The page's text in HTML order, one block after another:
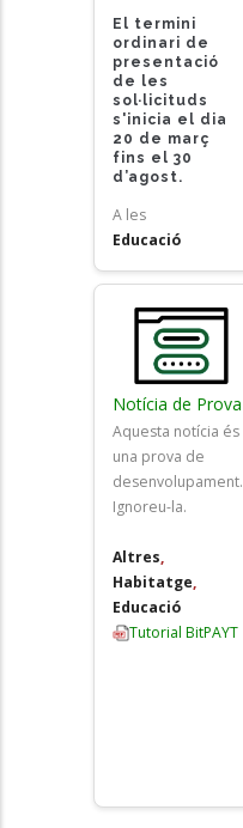
El termini
ordinari de
presentació
de les
sol·licituds
s'inicia el dia
20 de març
fins el 30
d’agost.
A les
Educació
Notícia de Prova
Aquesta notícia és
una prova de
desenvolupament.
Ignoreu-la.
Altres,
Habitatge,
Educació
Tutorial BitPAYT